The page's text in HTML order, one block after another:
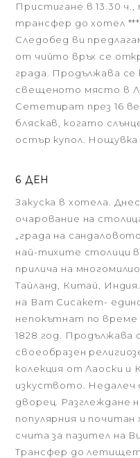
Пристигане в 13.30
трансфер до хотел
Следобед ви
от чийто връх се
града. Продължава се
свещеното място в
Сететират през 16
бляскав, когато
остър купол. Нощувка
6 ДЕН
Закуска в хотела.
очарование на
„града на
най-тихите столици
прилича на
Тайланд, Китай,
на Ват Сисакет-
непокътнат по време
1828 год.
своеобразен
колекция от Лаоски и
изкуството. Недалеч
дворец. Разглеждане
популярния и
счита за пазител на
Трансфер до